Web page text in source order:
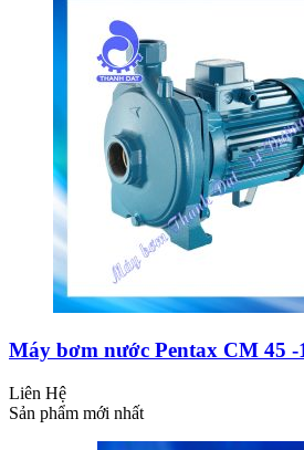
Máy bơm nước Pentax CM 45 -
Liên Hệ
Sản phẩm mới nhất